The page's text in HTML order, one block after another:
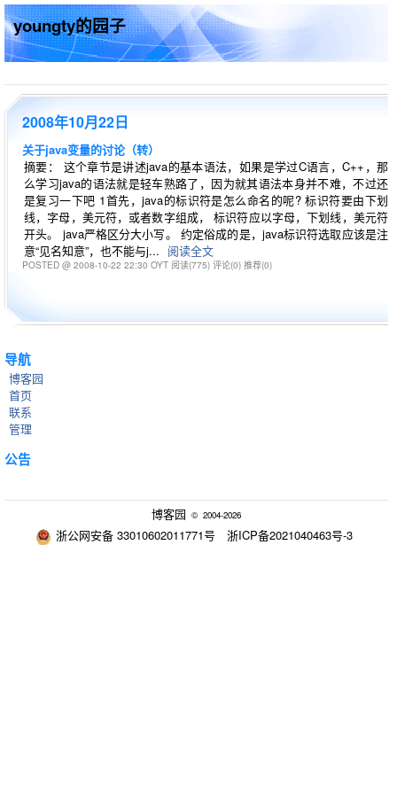
youngty的园子
导航
博客园
首页
联系
管理
公告
2008年10月22日
关于java变量的讨论（转）
摘要： 这个章节是讲述java的基本语法，如果是学过C语言，C++，那
么学习java的语法就是轻车熟路了，因为就其语法本身并不难，不过还
是复习一下吧 1首先，java的标识符是怎么命名的呢? 标识符要由下划
线，字母，美元符，或者数字组成， 标识符应以字母，下划线，美元符
开头。 java严格区分大小写。 约定俗成的是，java标识符选取应该是注
意“见名知意”，也不能与j... 阅读全文
POSTED @ 2008-10-22 22:30 OYT 阅读(775) 评论(0) 推荐(0)
博客园 © 2004-2026
浙公网安备 33010602011771号 浙ICP备2021040463号-3